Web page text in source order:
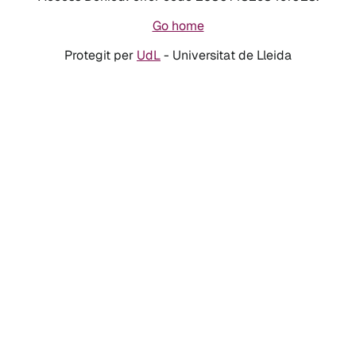
Go home
Protegit per UdL- Universitat de Lleida